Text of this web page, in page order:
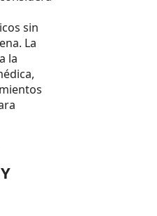
sin
La
la